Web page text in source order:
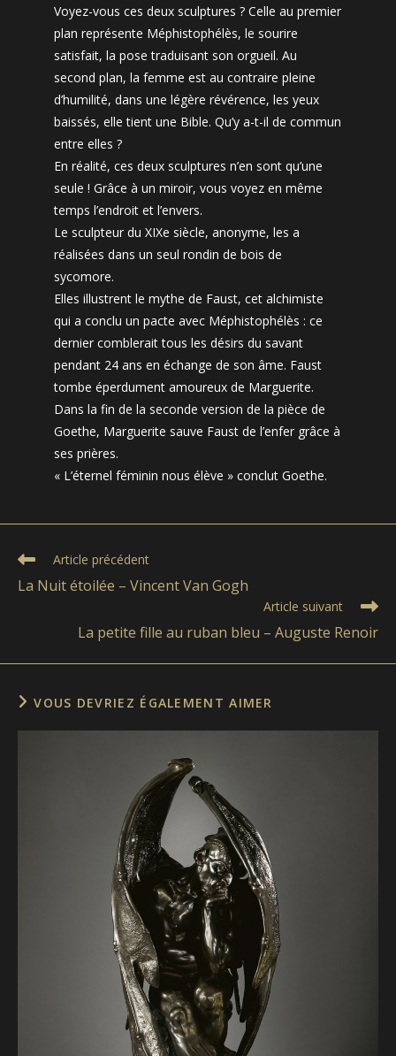
Voyez-vous ces deux sculptures ? Celle au premier
plan représente Méphistophélès, le sourire
satisfait, la pose traduisant son orgueil. Au
second plan, la femme est au contraire pleine
d’humilité, dans une légère révérence, les yeux
baissés, elle tient une Bible. Qu’y a-t-il de commun
entre elles ?
En réalité, ces deux sculptures n’en sont qu’une
seule ! Grâce à un miroir, vous voyez en même
temps l’endroit et l’envers.
Le sculpteur du XIXe siècle, anonyme, les a
réalisées dans un seul rondin de bois de
sycomore.
Elles illustrent le mythe de Faust, cet alchimiste
qui a conclu un pacte avec Méphistophélès : ce
dernier comblerait tous les désirs du savant
pendant 24 ans en échange de son âme. Faust
tombe éperdument amoureux de Marguerite.
Dans la fin de la seconde version de la pièce de
Goethe, Marguerite sauve Faust de l’enfer grâce à
ses prières.
« L’éternel féminin nous élève » conclut Goethe.
Read
articles
Article précédent
La Nuit étoilée – Vincent Van Gogh
Article suivant
La petite fille au ruban bleu – Auguste Renoir
VOUS DEVRIEZ ÉGALEMENT AIMER